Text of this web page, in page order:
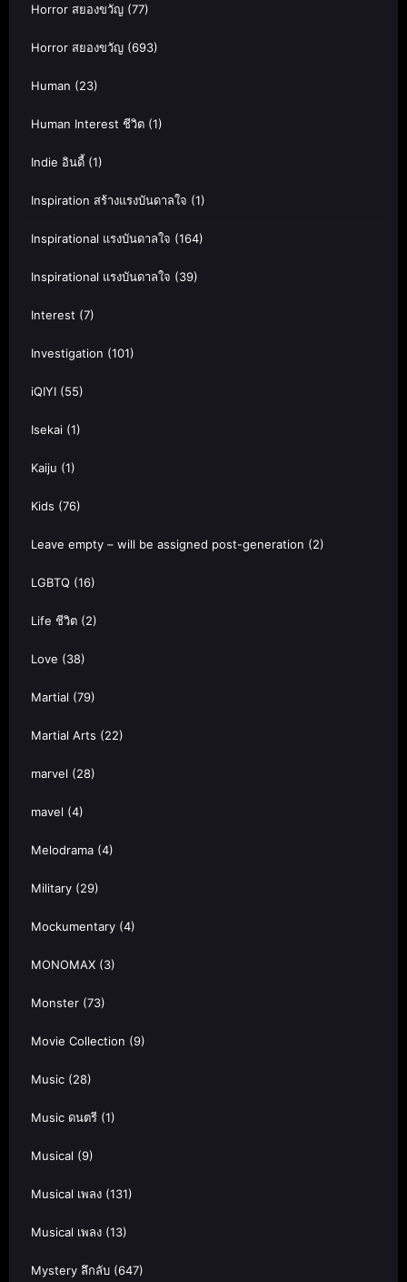
Horror สยองขวัญ (77)
Horror สยองขวัญ (693)
Human (23)
Human Interest ชีวิต (1)
Indie อินดี้ (1)
Inspiration สร้างแรงบันดาลใจ (1)
Inspirational แรงบันดาลใจ (164)
Inspirational แรงบันดาลใจ (39)
Interest (7)
Investigation (101)
iQIYI (55)
Isekai (1)
Kaiju (1)
Kids (76)
Leave empty – will be assigned post-generation (2)
LGBTQ (16)
Life ชีวิต (2)
Love (38)
Martial (79)
Martial Arts (22)
marvel (28)
mavel (4)
Melodrama (4)
Military (29)
Mockumentary (4)
MONOMAX (3)
Monster (73)
Movie Collection (9)
Music (28)
Music ดนตรี (1)
Musical (9)
Musical เพลง (131)
Musical เพลง (13)
Mystery ลึกลับ (647)